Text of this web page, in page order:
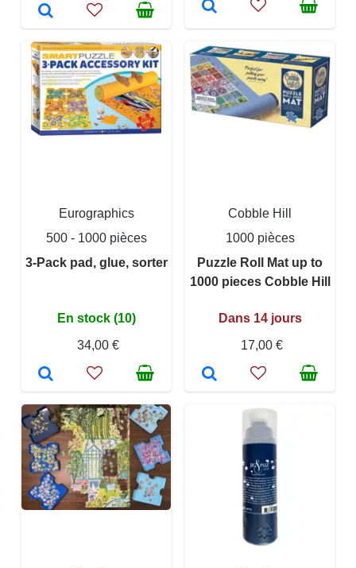
Eurographics
500 - 1000 pièces
3-Pack pad, glue, sorter
En stock (10)
34,00 €
Cobble Hill
1000 pièces
Puzzle Roll Mat up to
1000 pieces Cobble Hill
Dans 14 jours
17,00 €